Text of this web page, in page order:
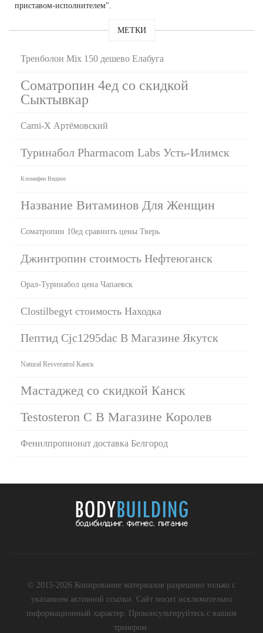
приставом-исполнителем".
МЕТКИ
Тренболон Mix 150 дешево Елабуга
Cоматропин 4ед со скидкой
Сыктывкар
Carni-X Артёмовский
Туринабол Pharmacom Labs Усть-Илимск
Кломифен Видное
Название Витаминов Для Женщин
Cоматропин 10ед сравнить цены Тверь
Джинтропин стоимость Нефтеюганск
Орал-Туринабол цена Чапаевск
Clostilbegyt стоимость Находка
Пептид Cjc1295dac В Магазине Якутск
Natural Resveratrol Канск
Мастаджед со скидкой Канск
Testosteron C В Магазине Королев
Фенилпропионат доставка Белгород
© 2015-2026 Копирование материалов разрешено только с
указанием активной ссылки. Сайт носит исключительно
информационный характер. Проконсультируйтесь с вашим
тренером.